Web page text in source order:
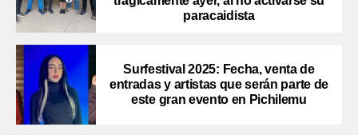
paracaidista
Surfestival 2025: Fecha, venta de
entradas y artistas que serán parte de
este gran evento en Pichilemu